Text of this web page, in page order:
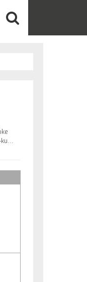
Westendxfi Concertmaster silver-white TWS langaton BT-kuuloke